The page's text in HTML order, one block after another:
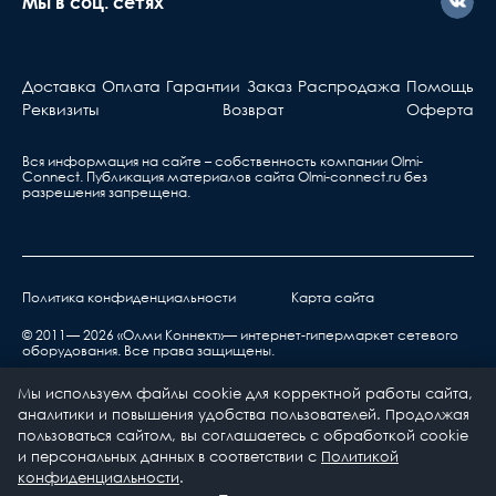
Каталог
Берете ваш гарантийный
обращаетесь в
нарушения правил транспортировки,
хранения, эксплуатации или неправильной
установкой;
воздействия окружающей среды (дождь, снег,
град, гроза и т.п.), наступления форс-
мажорных обстоятельств (пожар, наводнение,
землетрясение и др.) или влияния случайных
внешних факторов (броски напряжения в
Доставка Оплата Гарантии Заказ Распродажа Помощь
Реквизиты
Возврат Оферта
Вся информация на сайте – собственность компании Olmi-
Сonnect. Публикация материалов сайта Olmi-connect.ru без
разрешения запрещена.
Политика конфиденциальности Карта сайта
© 2011— 2026 «Олми Коннект»— интернет-гипермаркет сетевого
оборудования. Все права защищены.
Мы используем файлы cookie для корректной работы сайта,
аналитики и повышения удобства пользователей. Продолжая
пользоваться сайтом, вы соглашаетесь с обработкой cookie
и персональных данных в соответствии с Политикой
конфиденциальности.